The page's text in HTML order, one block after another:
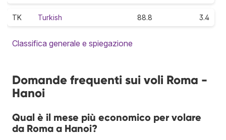
TK Turkish 88.8 3.4
Classifica generale e spiegazione
Domande frequenti sui voli Roma -
Hanoi
Qual è il mese più economico per volare
da Roma a Hanoi?